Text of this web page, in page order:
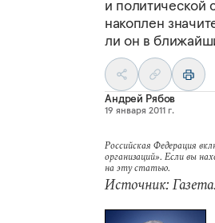
и политической
накоплен
ли он в
Андрей Рябов
19 января 2011 г.
Российская Федерация
организаций». Если вы
на эту статью.
Источник: